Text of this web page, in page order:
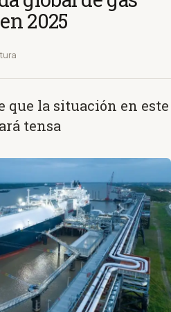
2025
que la situación en este
tensa